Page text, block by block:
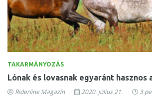
TAKARMÁNYOZÁS
Lónak és lovasnak egyaránt hasznos
Riderline Magazin 2020. július 21. 3